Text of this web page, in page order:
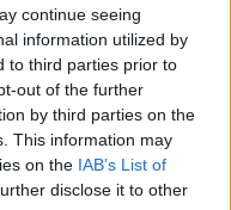
continue seeing
information utilized by
to third parties prior to
out of the further
by third parties on the
This information may
on the IAB’s List of
disclose it to other
cerca de 325 mil euros
325 mil euros do